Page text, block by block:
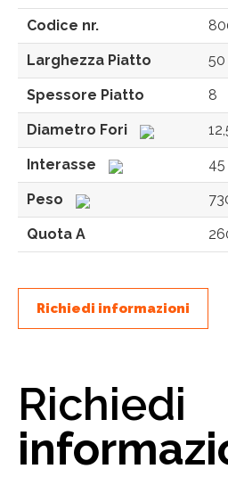
Codice nr.
Larghezza Piatto 50
Spessore Piatto 8
Diametro Fori
Interasse 45
Peso
Quota A
Richiedi informazioni
Richiedi